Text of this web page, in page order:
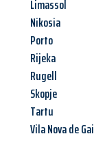
Limassol
Nikosia
Porto
Rijeka
Rugell
Skopje
Tartu
Vila Nova de